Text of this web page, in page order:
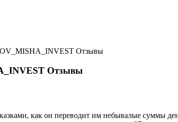
Отзывы
Отзывы
как он переводит им небывалые суммы